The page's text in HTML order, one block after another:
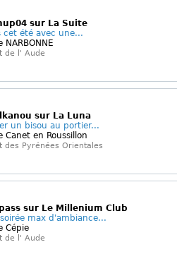
sur La Suite
cet été avec une...
NARBONNE
de l' Aude
sur La Luna
un bisou au portier...
Canet en Roussillon
des Pyrénées Orientales
sur Le Millenium Club
max d'ambiance...
Cépie
de l' Aude